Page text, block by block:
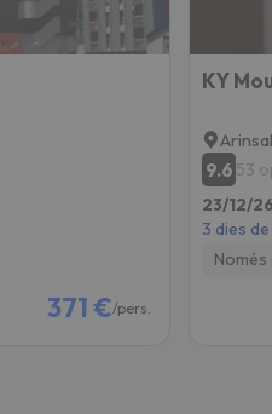
371 €/pers.
KY
9.6 53
23/12/
3 dies